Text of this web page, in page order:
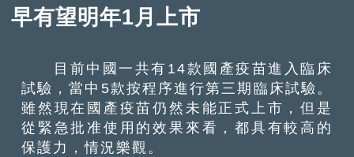
早有望明年1月上市
目前中國一共有14款國產疫苗進入臨床
試驗，當中5款按程序進行第三期臨床試驗。
雖然現在國產疫苗仍然未能正式上市，但是
從緊急批准使用的效果來看，都具有較高的
保護力，情況樂觀。